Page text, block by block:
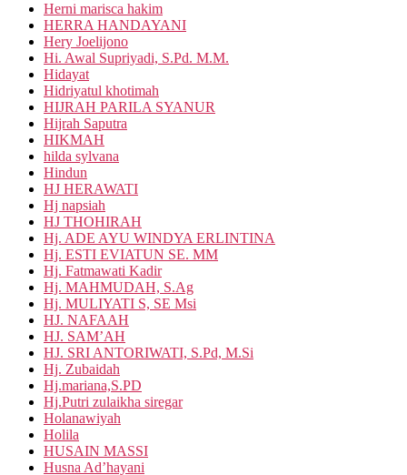
Herni marisca hakim
HERRA HANDAYANI
Hery Joelijono
Hi. Awal Supriyadi, S.Pd. M.M.
Hidayat
Hidriyatul khotimah
HIJRAH PARILA SYANUR
Hijrah Saputra
HIKMAH
hilda sylvana
Hindun
HJ HERAWATI
Hj napsiah
HJ THOHIRAH
Hj. ADE AYU WINDYA ERLINTINA
Hj. ESTI EVIATUN SE. MM
Hj. Fatmawati Kadir
Hj. MAHMUDAH, S.Ag
Hj. MULIYATI S, SE Msi
HJ. NAFAAH
HJ. SAM’AH
HJ. SRI ANTORIWATI, S.Pd, M.Si
Hj. Zubaidah
Hj.mariana,S.PD
Hj.Putri zulaikha siregar
Holanawiyah
Holila
HUSAIN MASSI
Husna Ad’hayani